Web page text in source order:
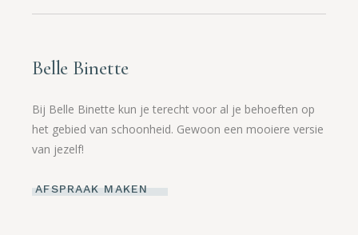
Belle Binette
Bij Belle Binette kun je terecht voor al je behoeften op
het gebied van schoonheid. Gewoon een mooiere versie
van jezelf!
AFSPRAAK MAKEN